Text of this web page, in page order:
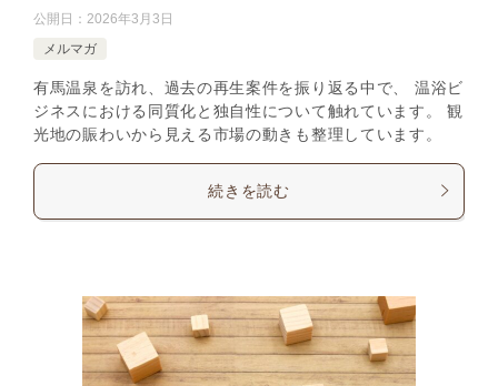
公開日： 2026年3月3日
メルマガ
有馬温泉を訪れ、過去の再生案件を振り返る中で、 温浴ビ
ジネスにおける同質化と独自性について触れています。 観
光地の賑わいから見える市場の動きも整理しています。
続きを読む